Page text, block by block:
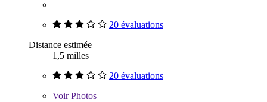
20 évaluations
Distance estimée
1,5 milles
20 évaluations
VoirPhotos